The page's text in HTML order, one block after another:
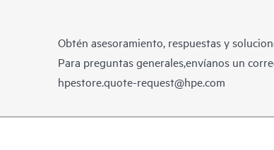
Obtén asesoramiento, respuestas y
Para preguntas generales,envíanos un
hpestore.quote-request@hpe.com